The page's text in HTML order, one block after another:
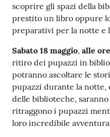
scoprire gli spazi della
prestito un libro oppure
preparativi per la notte e
Sabato 18 maggio, alle
ritiro dei pupazzi in
potranno ascoltare le
pupazzi durante la notte,
delle biblioteche,
ritraggono i pupazzi
loro incredibile